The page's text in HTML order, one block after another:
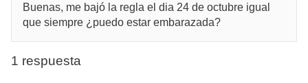
Buenas, me bajó la regla el dia 24 de octubre igual
que siempre ¿puedo estar embarazada?
1 respuesta